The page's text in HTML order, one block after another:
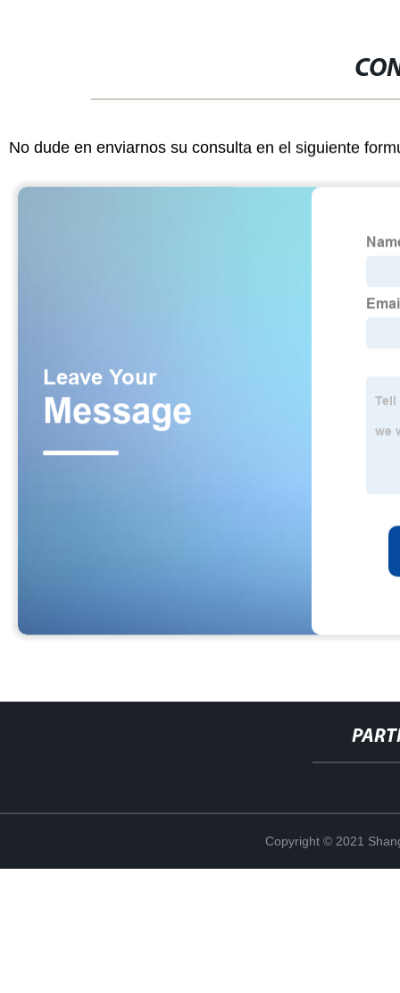
No dude en enviarnos su consulta en el siguiente
Copyright © 2021